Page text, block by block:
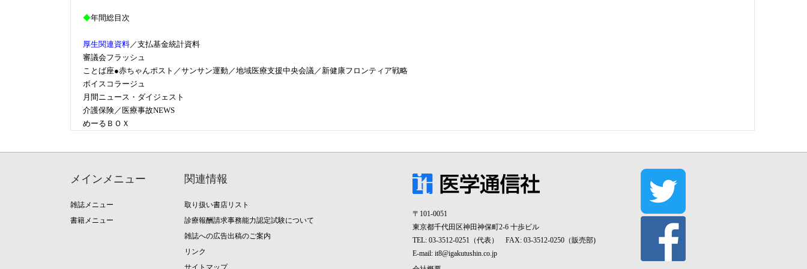
◆年間総目次
厚生関連資料 ／支払基金統計資料
審議会フラッシュ
ことば座●赤ちゃんポスト／サンサン運動／地域医療支援中央会議／新健康フロンティア戦略
ボイスコラージュ
月間ニュース・ダイジェスト
介護保険／医療事故NEWS
めーるＢＯＸ
メインメニュー
雑誌メニュー
書籍メニュー
関連情報
取り扱い書店リスト
診療報酬請求事務能力認定試験について
雑誌への広告出稿のご案内
リンク
サイトマップ
〒101-0051
東京都千代田区神田神保町2-6 十歩ビル
TEL: 03-3512-0251（代表） FAX: 03-3512-0250（販売部)
E-mail: it8@igakutushin.co.jp